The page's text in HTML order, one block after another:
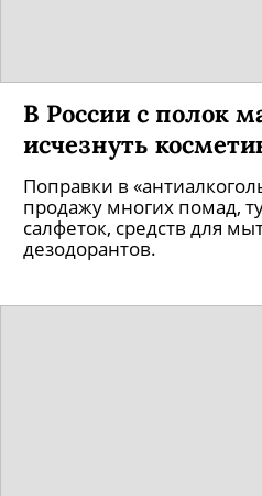
В России с полок
исчезнуть
Поправки в
продажу многих помад,
салфеток, средств для
дезодорантов.